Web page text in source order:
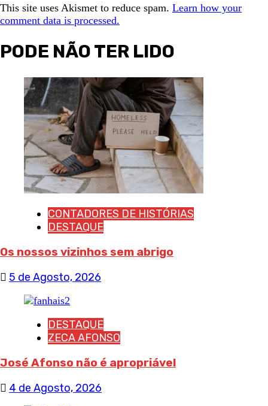
This site uses Akismet to reduce spam. Learn how your
comment data is processed.
PODE NÃO TER LIDO
CONTADORES DE HISTÓRIAS
DESTAQUE
Os nossos vizinhos sem abrigo
5 de Agosto, 2026
DESTAQUE
ZECA AFONSO
José Afonso não é apropriável
4 de Agosto, 2026